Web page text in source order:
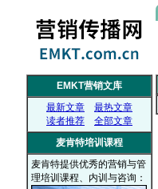
EMKT营销文库
最新文章
最热文章
读者推荐
全部文章
麦肯特培训课程
麦肯特提供优秀的营销与管
理培训课程、内训与咨询：